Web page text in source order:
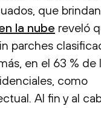
que brindan
la nube reveló
parches
en el 63 % de
como
Al fin y al